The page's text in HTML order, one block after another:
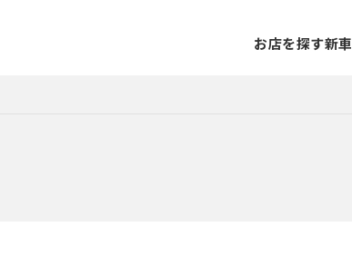
お店を探す新車